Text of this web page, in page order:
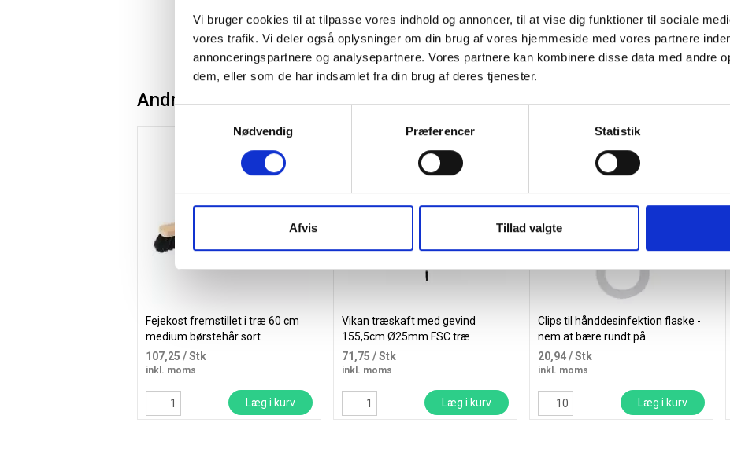
Vi bruger cookies til at tilpasse vores indhold og annoncer, til at vise dig funktioner til sociale
vores trafik. Vi deler også oplysninger om din brug af vores hjemmeside med vores partnere
annonceringspartnere og analysepartnere. Vores partnere kan kombinere disse data med andre
dem, eller som de har indsamlet fra din brug af deres tjenester.
Nødvendig
Præferencer Statistik
Afvis Tillad valgte
stk Læg i kurv stk Læg i kurv
Andre kunder købte også
Fejekost fremstillet i træ 60 cm
medium børstehår sort
107,25 / Stk
inkl. moms
Læg i kurv
Vikan træskaft med gevind
155,5cm Ø25mm FSC træ
71,75 / Stk
inkl. moms
Læg i kurv
Clips til hånddesinfektion flaske -
nem at bære rundt på.
20,94/ Stk
inkl. moms
Læg i kurv